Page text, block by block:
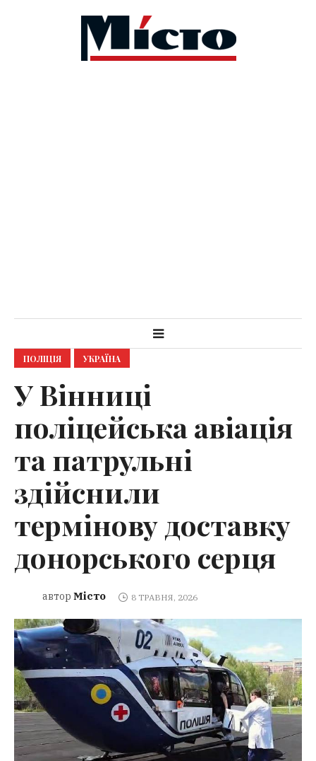
ПОЛІЦІЯ УКРАЇНА
У Вінниці
поліцейська авіація
та патрульні
здійснили
термінову доставку
донорського серця
автор Місто 8 ТРАВНЯ, 2026